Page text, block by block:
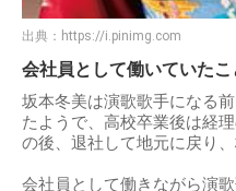
出典： https://i.pinimg.com
会社員として働いていた
坂本冬美は演歌歌手になる
たようで、高校卒業後は経
の後、退社して地元に戻り、
会社員として働きながら演